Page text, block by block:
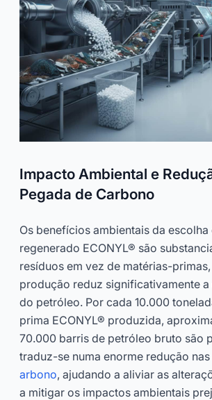
Impacto Ambiental e
Pegada de Carbono
Os benefícios ambientais da
regenerado ECONYL® são
resíduos em vez de matérias-
produção reduz significativamente
do petróleo. Por cada 10.000
prima ECONYL® produzida,
70.000 barris de petróleo bruto são
traduz-se numa enorme redução nas
arbono, ajudando a aliviar as
a mitigar os impactos ambientais